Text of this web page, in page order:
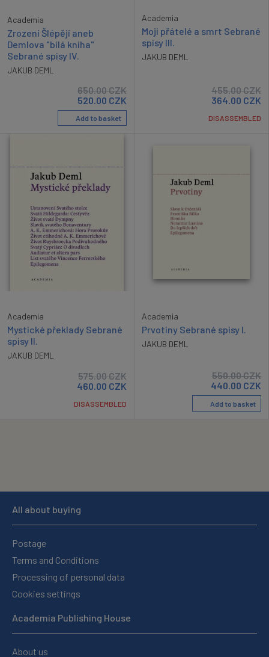
Academia
Zrození Šlépějí aneb
Demlova "bílá kniha"
Sebrané spisy IV.
JAKUB DEML
650.00CZK
520.00 CZK
Add to basket
Academia
Moji přátelé a smrt Sebrané
spisy III.
JAKUB DEML
455.00CZK
364.00 CZK
DISASSEMBLED
Academia
Mystické překlady Sebrané
spisy II.
JAKUB DEML
575.00CZK
460.00 CZK
DISASSEMBLED
Academia
Prvotiny Sebrané spisy I.
JAKUB DEML
550.00CZK
440.00 CZK
Add to basket
All about buying
Postage
Terms and Conditions
Processing of personal data
Cookies settings
Academia Publishing House
About us